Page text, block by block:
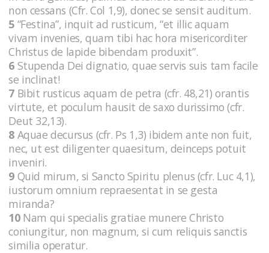
non cessans (Cfr. Col 1,9), donec se sensit auditum.
5 “Festina”, inquit ad rusticum, “et illic aquam
vivam invenies, quam tibi hac hora misericorditer
Christus de lapide bibendam produxit”.
6 Stupenda Dei dignatio, quae servis suis tam facile
se inclinat!
7 Bibit rusticus aquam de petra (cfr. 48,21) orantis
virtute, et poculum hausit de saxo durissimo (cfr.
Deut 32,13).
8 Aquae decursus (cfr. Ps 1,3) ibidem ante non fuit,
nec, ut est diligenter quaesitum, deinceps potuit
inveniri.
9 Quid mirum, si Sancto Spiritu plenus (cfr. Luc 4,1),
iustorum omnium repraesentat in se gesta
miranda?
10Nam qui specialis gratiae munere Christo
coniungitur, non magnum, si cum reliquis sanctis
similia operatur.